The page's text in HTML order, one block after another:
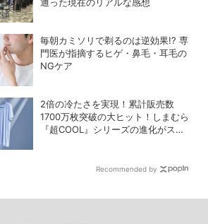
毎朝カミソリで剃るのは逆効果!? 専
門医が指摘するヒゲ・鼻毛・耳毛の
NGケア
2倍の冷たさを実現！累計販売数
1700万枚突破の大ヒット！しまむら
『超COOL』シリーズの進化がスゴ
Recommended by